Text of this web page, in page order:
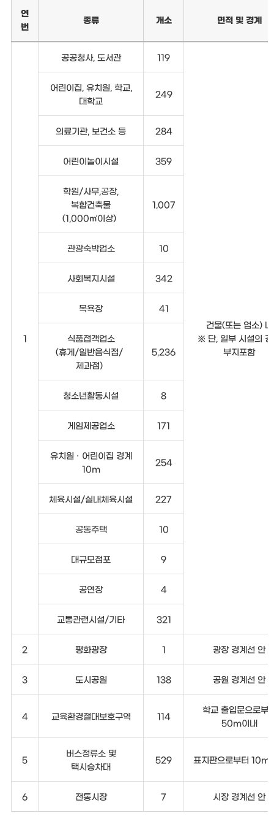
연
번
종류 개소 면적 및 경계
1
공공청사, 도서관 119
건물(또는 업소) 내
※ 단, 일부 시설의 경
부지포함
어린이집, 유치원, 학교,
대학교
249
의료기관, 보건소 등 284
어린이놀이시설 359
학원/사무,공장,
복합건축물
(1,000㎡이상)
1,007
관광숙박업소 10
사회복지시설 342
목욕장 41
식품접객업소
(휴게/일반음식점/
제과점)
5,236
청소년활동시설 8
게임제공업소 171
유치원 · 어린이집 경계
10m
254
체육시설/실내체육시설 227
공동주택 10
대규모점포 9
공연장 4
교통관련시설/기타 321
2 평화광장 1 광장 경계선 안
3 도시공원 138 공원 경계선 안
4 교육환경절대보호구역 114
학교 출입문으로부
50m이내
5
버스정류소 및
택시승차대
529 표지판으로부터 10m
6 전통시장 7 시장 경계선 안